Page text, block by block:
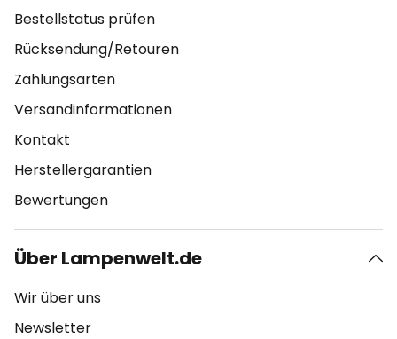
Bestellstatus prüfen
Rücksendung/Retouren
Zahlungsarten
Versandinformationen
Kontakt
Herstellergarantien
Bewertungen
Über Lampenwelt.de
Wir über uns
Newsletter